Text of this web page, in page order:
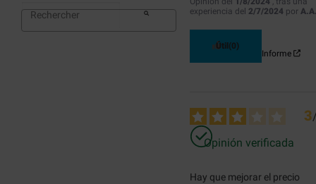
experiencia del 2/7/2024 por
Útil (0)
Informe
3
Opinión verificada
Hay que mejorar el precio